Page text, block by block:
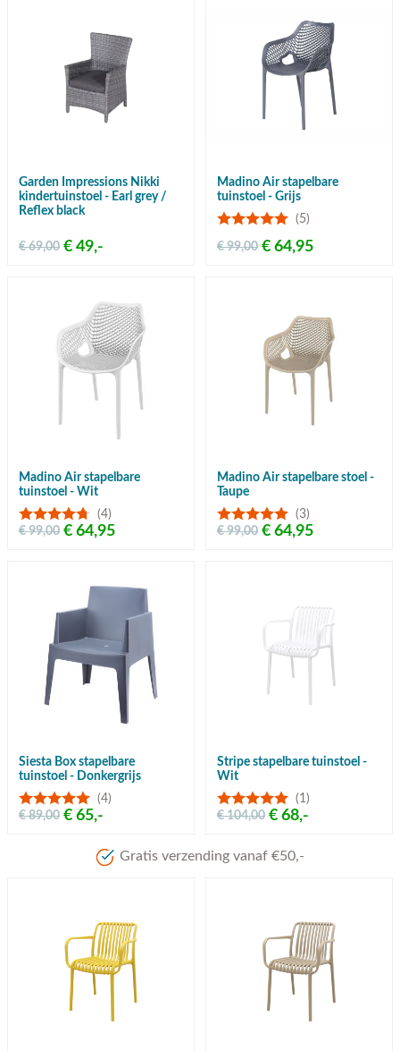
Garden Impressions Nikki
kindertuinstoel - Earl grey /
Reflex black
€ 49,-
€ 69,00
Madino Air stapelbare
tuinstoel - Grijs
(5)
€ 64,95
€ 99,00
Madino Air stapelbare
tuinstoel - Wit
(4)
€ 64,95
€ 99,00
Madino Air stapelbare stoel -
Taupe
(3)
€ 64,95
€ 99,00
Siesta Box stapelbare
tuinstoel - Donkergrijs
(4)
€ 65,-
€ 89,00
Stripe stapelbare tuinstoel -
Wit
(1)
€ 68,-
€ 104,00
Meer dan 80 jaar ervaring